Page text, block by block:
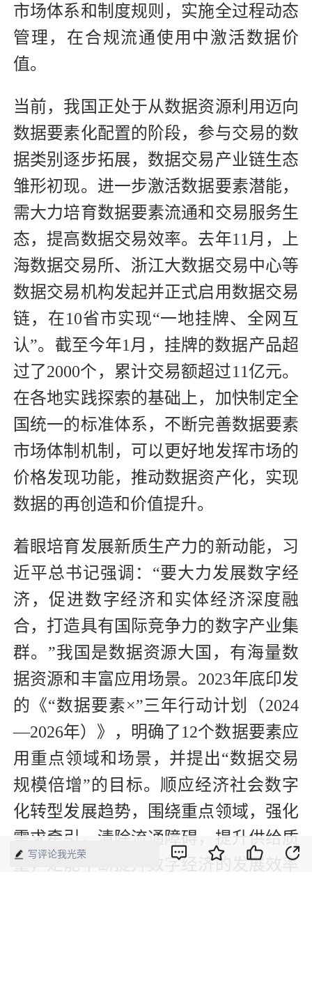
市场体系和制度规则，实施全过程动态
管理，在合规流通使用中激活数据价
值。
当前，我国正处于从数据资源利用迈向
数据要素化配置的阶段，参与交易的数
据类别逐步拓展，数据交易产业链生态
雏形初现。进一步激活数据要素潜能，
需大力培育数据要素流通和交易服务生
态，提高数据交易效率。去年11月，上
海数据交易所、浙江大数据交易中心等
数据交易机构发起并正式启用数据交易
链，在10省市实现“一地挂牌、全网互
认”。截至今年1月，挂牌的数据产品超
过了2000个，累计交易额超过11亿元。
在各地实践探索的基础上，加快制定全
国统一的标准体系，不断完善数据要素
市场体制机制，可以更好地发挥市场的
价格发现功能，推动数据资产化，实现
数据的再创造和价值提升。
着眼培育发展新质生产力的新动能，习
近平总书记强调：“要大力发展数字经
济，促进数字经济和实体经济深度融
合，打造具有国际竞争力的数字产业集
群。”我国是数据资源大国，有海量数
据资源和丰富应用场景。2023年底印发
的《“数据要素×”三年行动计划（2024
—2026年）》，明确了12个数据要素应
用重点领域和场景，并提出“数据交易
规模倍增”的目标。顺应经济社会数字
化转型发展趋势，围绕重点领域，强化
需求牵引，清除流通障碍，提升供给质
量，定能不断提升数字经济的发展效率
写评论我光荣